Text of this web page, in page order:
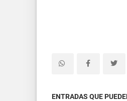
ENTRADAS QUE